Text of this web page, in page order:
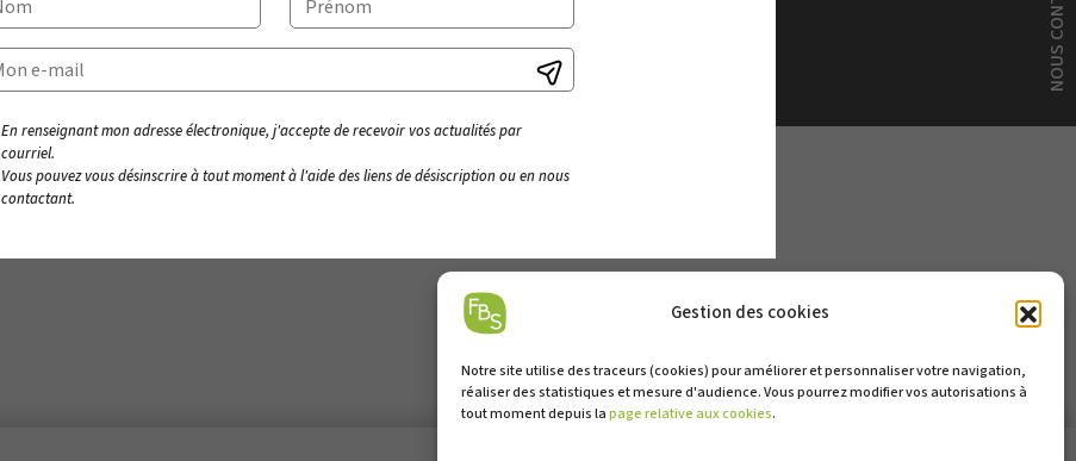
Gestion des cookies
Notre site utilise des traceurs (cookies) pour améliorer et personnaliser votre navigation,
réaliser des statistiques et mesure d'audience. Vous pourrez modifier vos autorisations à
tout moment depuis lapage relative aux cookies.
En renseignant mon adresse électronique, j'accepte de recevoir vos actualités par
courriel.
Vous pouvez vous désinscrire à tout moment à l'aide des liens de désiscription ou en nous
contactant.